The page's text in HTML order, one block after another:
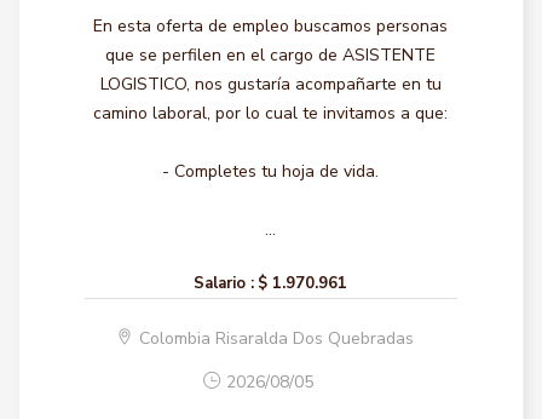
En esta oferta de empleo buscamos personas
que se perfilen en el cargo de ASISTENTE
LOGISTICO, nos gustaría acompañarte en tu
camino laboral, por lo cual te invitamos a que:
- Completes tu hoja de vida.
...
Salario : $ 1.970.961
Colombia Risaralda Dos Quebradas
2026/08/05